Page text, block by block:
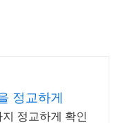
정교하게
정교하게 확인